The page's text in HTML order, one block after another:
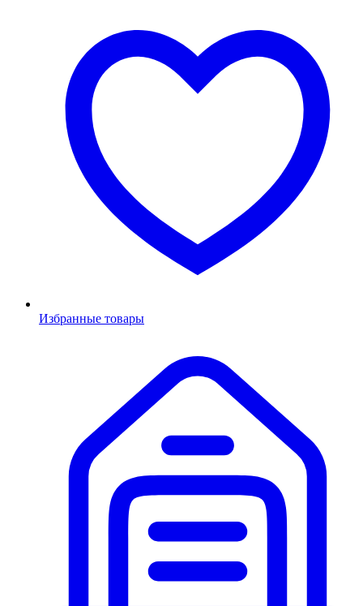
Избранные товары